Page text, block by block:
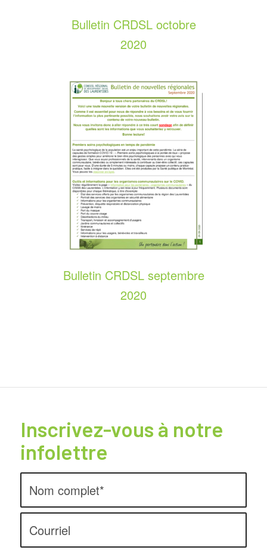
Bulletin CRDSL octobre
2020
Bulletin CRDSL septembre
2020
Inscrivez-vous à notre
infolettre